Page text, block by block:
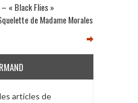
« Black Flies »
de Madame Morales
articles de